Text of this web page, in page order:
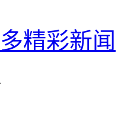
精彩新闻